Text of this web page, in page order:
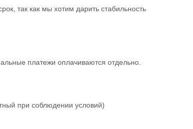
так как мы хотим дарить стабильность
платежи оплачиваются отдельно.
при соблюдении условий)